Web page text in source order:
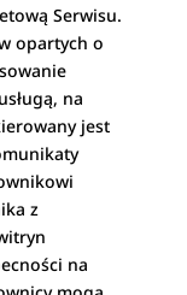
Serwisu.
opartych o
na
jest
z
na